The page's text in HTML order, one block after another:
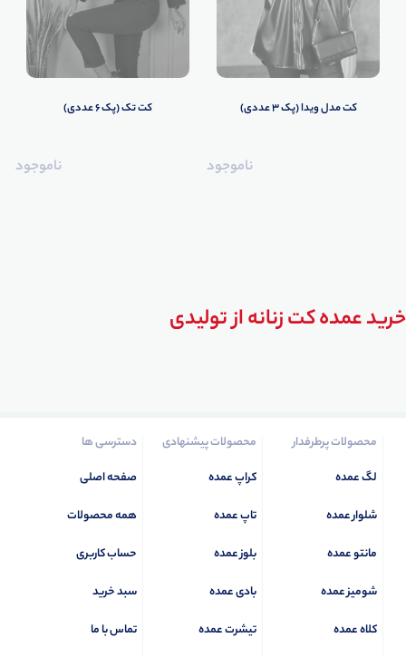
كت مدل ویدا (پک 3 عددی)
ناموجود
کت تک (پک 6 عددی)
ناموجود
خرید عمده کت زنانه از تولیدی
محصولات پرطرفدار
لگ عمده
شلوار عمده
مانتو عمده
شومیز عمده
کلاه عمده
محصولات پیشنهادی
کراپ عمده
تاپ عمده
بلوز عمده
بادی عمده
تیشرت عمده
دسترسی ها
صفحه اصلی
همه محصولات
حساب کاربری
سبد خرید
تماس با ما